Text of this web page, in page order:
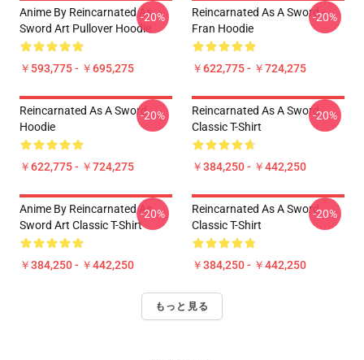
Anime By Reincarnated As
Sword Art Pullover Hoodie
￥593,775 - ￥695,275
-20%
Reincarnated As A Sword -
Fran Hoodie
￥622,775 - ￥724,275
-20%
Reincarnated As A Sword
Hoodie
￥622,775 - ￥724,275
-20%
Reincarnated As A Sword
Classic T-Shirt
￥384,250 - ￥442,250
-20%
Anime By Reincarnated As
Sword Art Classic T-Shirt
￥384,250 - ￥442,250
-20%
Reincarnated As A Sword
Classic T-Shirt
￥384,250 - ￥442,250
-20%
もっと見る